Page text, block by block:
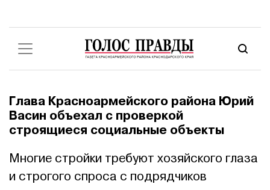
Глава Красноармейского района Юрий
Васин объехал с проверкой
строящиеся социальные объекты
Многие стройки требуют хозяйского глаза
и строгого спроса с подрядчиков